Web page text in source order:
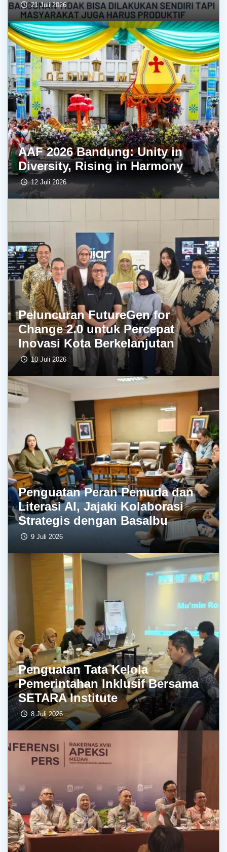
21 Juli 2026
AAF 2026 Bandung: Unity in
Diversity, Rising in Harmony
12 Juli 2026
Peluncuran FutureGen for
Change 2.0 untuk Percepat
Inovasi Kota Berkelanjutan
10 Juli 2026
Penguatan Peran Pemuda dan
Literasi AI, Jajaki Kolaborasi
Strategis dengan BasaIbu
9 Juli 2026
Penguatan Tata Kelola
Pemerintahan Inklusif Bersama
SETARA Institute
8 Juli 2026